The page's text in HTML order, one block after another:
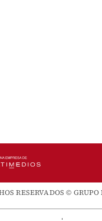
RESERVADOS ©